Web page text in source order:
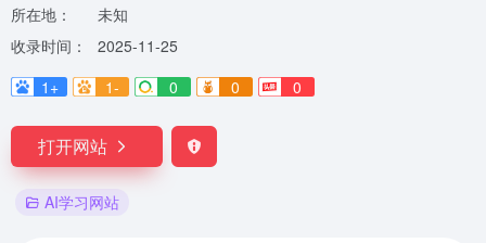
所在地：
未知
收录时间：
2025-11-25
1+
1- 0 0 0
打开网站
AI学习网站